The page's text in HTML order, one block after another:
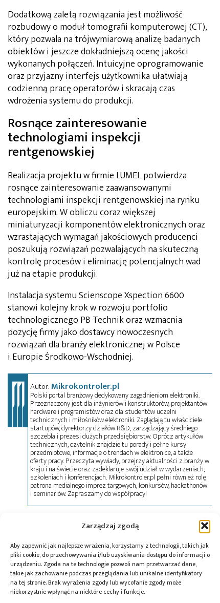
Zarządzaj zgodą
Aby zapewnić jak najlepsze wrażenia, korzystamy z technologii, takich jak
pliki cookie, do przechowywania i/lub uzyskiwania dostępu do informacji o
urządzeniu. Zgoda na te technologie pozwoli nam przetwarzać dane,
takie jak zachowanie podczas przeglądania lub unikalne identyfikatory
na tej stronie. Brak wyrażenia zgody lub wycofanie zgody może
niekorzystnie wpłynąć na niektóre cechy i funkcje.
Dodatkową zaletą rozwiązania jest możliwość
rozbudowy o moduł tomografii komputerowej (CT),
który pozwala na trójwymiarową analizę badanych
obiektów i jeszcze dokładniejszą ocenę jakości
wykonanych połączeń. Intuicyjne oprogramowanie
oraz przyjazny interfejs użytkownika ułatwiają
codzienną pracę operatorów i skracają czas
wdrożenia systemu do produkcji.
Rosnące zainteresowanie
technologiami inspekcji
rentgenowskiej
Realizacja projektu w firmie LUMEL potwierdza
rosnące zainteresowanie zaawansowanymi
technologiami inspekcji rentgenowskiej na rynku
europejskim. W obliczu coraz większej
miniaturyzacji komponentów elektronicznych oraz
wzrastających wymagań jakościowych producenci
poszukują rozwiązań pozwalających na skuteczną
kontrolę procesów i eliminację potencjalnych wad
już na etapie produkcji.
Instalacja systemu Scienscope Xspection 6600
stanowi kolejny krok w rozwoju portfolio
technologicznego PB Technik oraz wzmacnia
pozycję firmy jako dostawcy nowoczesnych
rozwiązań dla branży elektronicznej w Polsce
i Europie Środkowo-Wschodniej.
Autor:Mikrokontroler.pl
Polski portal branżowy dedykowany zagadnieniom elektroniki.
Przeznaczony jest dla inżynierów i konstruktorów, projektantów
hardware i programistów oraz dla studentów uczelni
technicznych i miłośników elektroniki. Zaglądają tu właściciele
startupów, dyrektorzy działów R&D, zarządzający średniego
szczebla i prezesi dużych przedsiębiorstw. Oprócz artykułów
technicznych, czytelnik znajdzie tu porady i pełne kursy
przedmiotowe, informacje o trendach w elektronice, a także
oferty pracy. Przeczyta wywiady, przejrzy aktualności z branży w
kraju i na świecie oraz zadeklaruje swój udział w wydarzeniach,
szkoleniach i konferencjach. Mikrokontroler.pl pełni również rolę
patrona medialnego imprez targowych, konkursów, hackathonów
i seminariów. Zapraszamy do współpracy!
inspekcja rentgenowska
Technik połączenia lutowane productronica
produkcja elektroniki,QFN,Scienscope Xspection
6600,THT,X-Ray